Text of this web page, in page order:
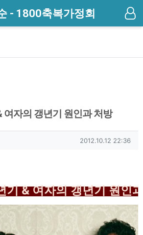
- 1800축복가정회
여자의 갱년기 원인과 처방
작성일
2012.10.12 22:36
기 & 여자의 갱년기 원인